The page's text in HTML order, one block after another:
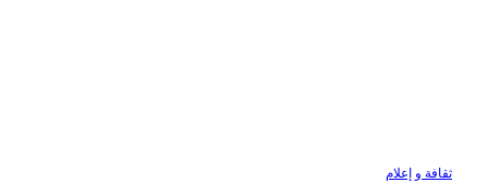
ثقافة و إعلام